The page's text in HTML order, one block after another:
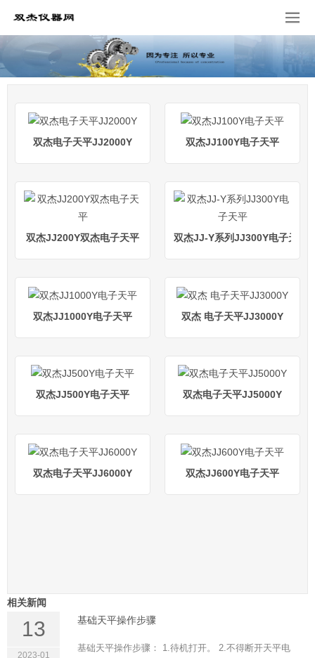
双杰电子天平JJ2000Y 双杰JJ100Y电子天平
双杰JJ200Y双杰电子天平 双杰JJ-Y系列JJ300Y电子天平
双杰JJ1000Y电子天平 双杰 电子天平JJ3000Y
双杰JJ500Y电子天平 双杰电子天平JJ5000Y
双杰电子天平JJ6000Y 双杰JJ600Y电子天平
相关新闻
13
2023-01
基础天平操作步骤
基础天平操作步骤： 1.待机打开。 2.不得断开天平电